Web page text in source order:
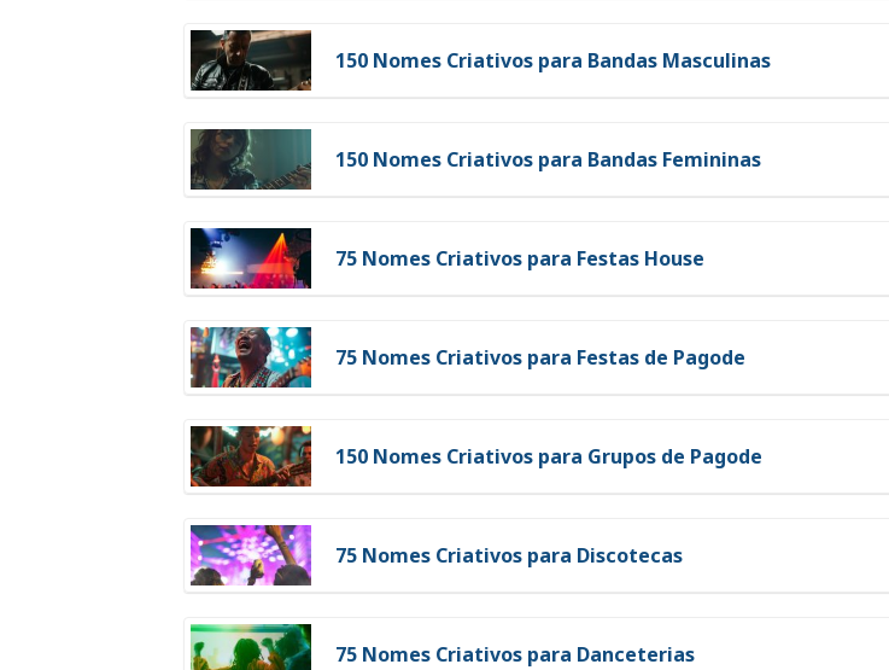
150 Nomes Criativos para Bandas Masculinas
150 Nomes Criativos para Bandas Femininas
75 Nomes Criativos para Festas House
75 Nomes Criativos para Festas de Pagode
150 Nomes Criativos para Grupos de Pagode
75 Nomes Criativos para Discotecas
75 Nomes Criativos para Danceterias